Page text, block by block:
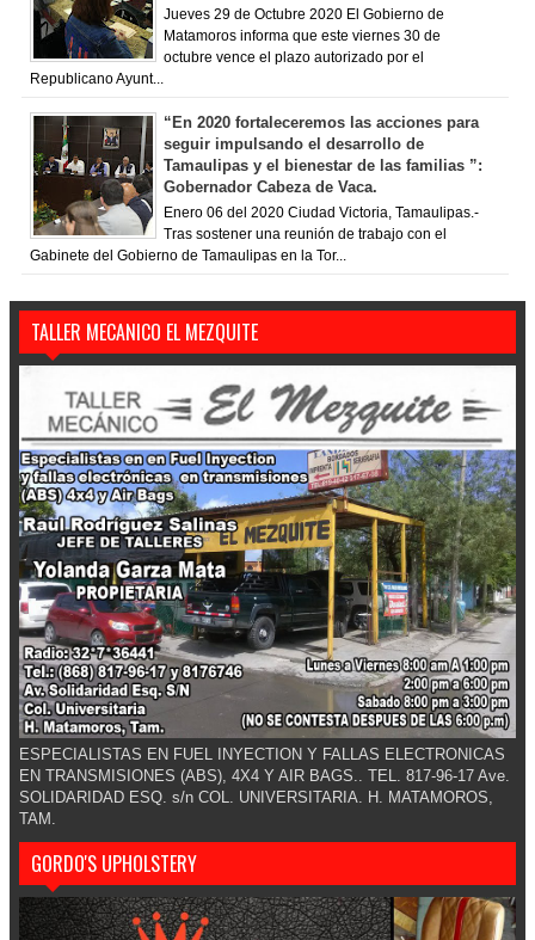
Jueves 29 de Octubre 2020 El Gobierno de
Matamoros informa que este viernes 30 de
octubre vence el plazo autorizado por el
Republicano Ayunt...
“En 2020 fortaleceremos las acciones para
seguir impulsando el desarrollo de
Tamaulipas y el bienestar de las familias ”:
Gobernador Cabeza de Vaca.
Enero 06 del 2020 Ciudad Victoria, Tamaulipas.-
Tras sostener una reunión de trabajo con el
Gabinete del Gobierno de Tamaulipas en la Tor...
TALLER MECANICO EL MEZQUITE
ESPECIALISTAS EN FUEL INYECTION Y FALLAS ELECTRONICAS
EN TRANSMISIONES (ABS), 4X4 Y AIR BAGS.. TEL. 817-96-17 Ave.
SOLIDARIDAD ESQ. s/n COL. UNIVERSITARIA. H. MATAMOROS,
TAM.
GORDO'S UPHOLSTERY